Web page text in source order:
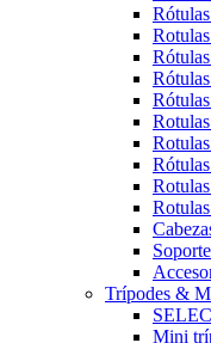
Trípodes &
Mini